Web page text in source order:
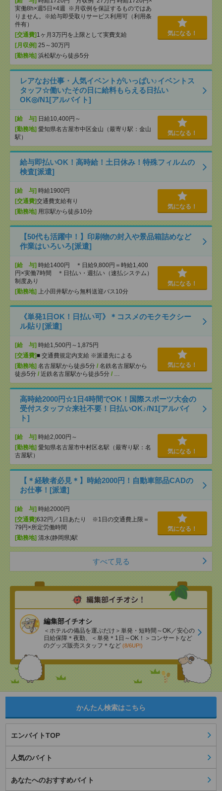
実働8h×週5日×4週 ※月収例を保証するものではあ
りません。※給与即受取りサービス利用可（利用条
件有）
[交通費] 1ヶ月3万円を上限として実費支給
[月収例] 25～30万円
[勤務地] 浜松駅から徒歩5分
気になる！
レアなお仕事・人気イベントがいっぱい♪イベントス
タッフ☆働いたその日に給料もらえる日払い
OK◎/N1[アルバイト]
[給 与] 日給10,400円～
[勤務地] 愛知県名古屋市中区金山（最寄り駅：金山
駅）
気になる！
給与即払いOK！高時給！土日休み！特殊フィルムの
検査[派遣]
[給 与] 時給1900円
[交通費]交通費支給有り
[勤務地] 用宗駅から徒歩10分
気になる！
【50代も活躍中！】印刷物の封入や景品箱詰めなど
作業はいろいろ[派遣]
[給 与] 時給1400円 ＊日給9,800円＝時給1,400
円×実働7時間 ＊日払い・週払い（速払システム）
制度あり
[勤務地] 上小田井駅から無料送迎バス10分
気になる！
《単発1日OK！日払い可》＊コスメのモクモクシー
ル貼り[派遣]
[給 与] 時給1,500円～1,875円
[交通費]■ 交通費規定内支給 ※派遣先による
[勤務地] 名古屋駅から徒歩5分 / 名鉄名古屋駅から
徒歩5分 / 近鉄名古屋駅から徒歩5分 / …
気になる！
高時給2000円☆1日4時間でOK！国際スポーツ大会の
受付スタッフ☆来社不要！日払いOK♪/N1[アルバイ
ト]
[給 与] 時給2,000円～
[勤務地] 愛知県名古屋市中村区名駅（最寄り駅：名
古屋駅）
気になる！
【＊経験者必見＊】時給2000円！自動車部品CADの
お仕事！[派遣]
[給 与] 時給2000円
[交通費]632円／1日あたり ※1日の交通費上限＝
79円×所定労働時間
[勤務地] 清水(静岡県)駅
気になる！
すべて見る
編集部イチオシ
＜ホテルの備品を運ぶだけ＞単発・短時間～OK／安心の
日給保障＊夜勤、＜単発＊1日～OK！＞コンサートなど
のグッズ販売スタッフ＊など (8/6UP!)
かんたん検索はこちら
エンバイトTOP
人気のバイト
あなたへのおすすめバイト